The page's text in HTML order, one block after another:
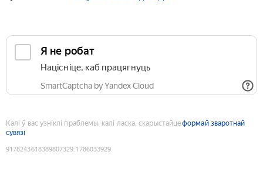
Я не робат
Націсніце, каб працягнуць
SmartCaptcha by Yandex Cloud
Калі ў вас узніклі праблемы, калі ласка, скарыстайцеформай зваротнай
сувязі
9178243618389807329:1786033929